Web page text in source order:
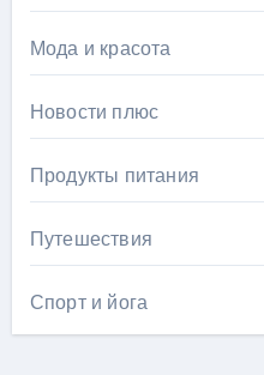
Мода и красота
Новости плюс
Продукты питания
Путешествия
Спорт и йога